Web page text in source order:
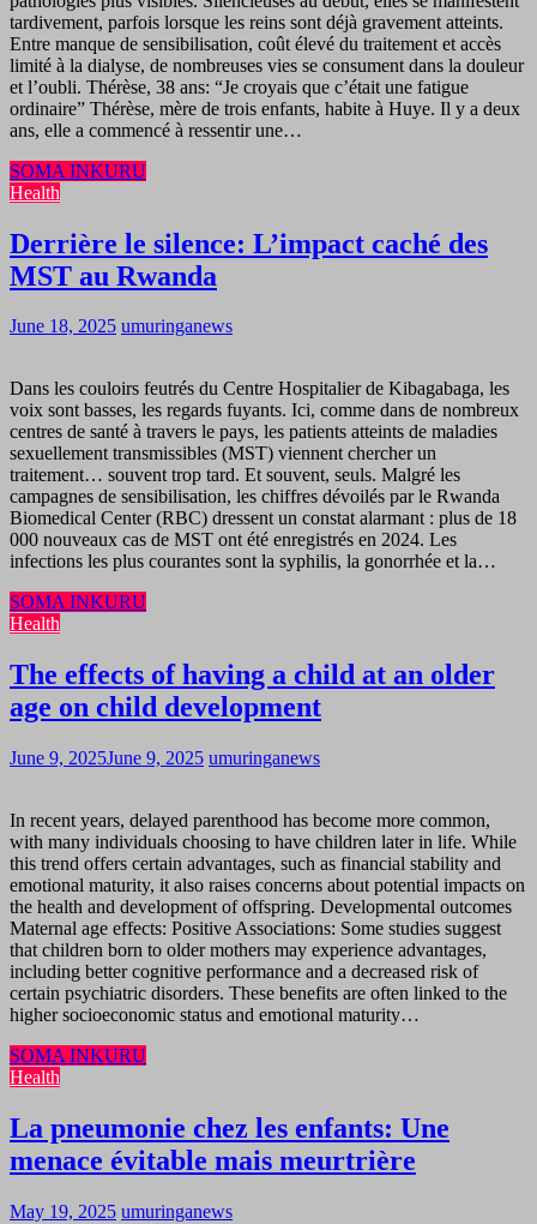
tardivement, parfois lorsque les reins sont déjà gravement atteints.
Entre manque de sensibilisation, coût élevé du traitement et accès
limité à la dialyse, de nombreuses vies se consument dans la douleur
et l’oubli. Thérèse, 38 ans: “Je croyais que c’était une fatigue
ordinaire” Thérèse, mère de trois enfants, habite à Huye. Il y a deux
ans, elle a commencé à ressentir une…
SOMA INKURU
Health
Derrière le silence: L’impact caché des
MST au Rwanda
June 18, 2025 umuringanews
Dans les couloirs feutrés du Centre Hospitalier de Kibagabaga, les
voix sont basses, les regards fuyants. Ici, comme dans de nombreux
centres de santé à travers le pays, les patients atteints de maladies
sexuellement transmissibles (MST) viennent chercher un
traitement… souvent trop tard. Et souvent, seuls. Malgré les
campagnes de sensibilisation, les chiffres dévoilés par le Rwanda
Biomedical Center (RBC) dressent un constat alarmant : plus de 18
000 nouveaux cas de MST ont été enregistrés en 2024. Les
infections les plus courantes sont la syphilis, la gonorrhée et la…
SOMA INKURU
Health
The effects of having a child at an older
age on child development
June 9, 2025June 9, 2025 umuringanews
In recent years, delayed parenthood has become more common,
with many individuals choosing to have children later in life. While
this trend offers certain advantages, such as financial stability and
emotional maturity, it also raises concerns about potential impacts on
the health and development of offspring. Developmental outcomes
Maternal age effects: Positive Associations: Some studies suggest
that children born to older mothers may experience advantages,
including better cognitive performance and a decreased risk of
certain psychiatric disorders. These benefits are often linked to the
higher socioeconomic status and emotional maturity…
SOMA INKURU
Health
La pneumonie chez les enfants: Une
menace évitable mais meurtrière
May 19, 2025 umuringanews